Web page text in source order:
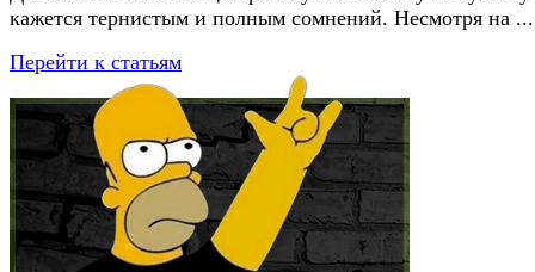
кажется тернистым и полным сомнений. Несмотря на ...
Перейти к статьям